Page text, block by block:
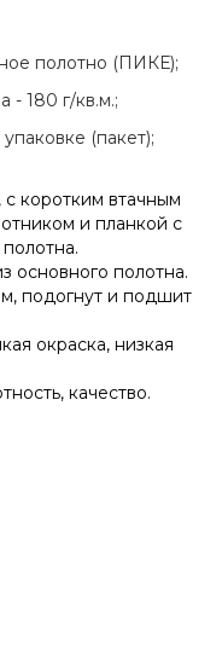
полотно (ПИКЕ);
- 180 г/кв.м.;
(пакет);
коротким втачным
и планкой с
полотна.
подогнут и подшит
окраска, низкая
качество.